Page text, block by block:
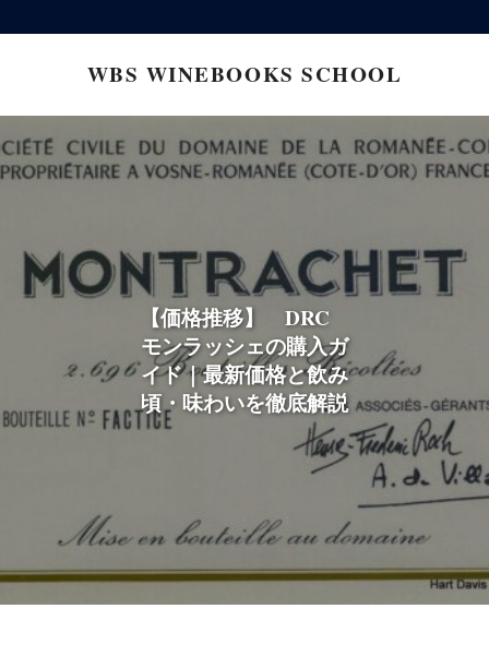
ン
ツ
へ
WBS WINEBOOKS SCHOOL
【価格推移】 DRC
モンラッシェの購入ガ
イド｜最新価格と飲み
頃・味わいを徹底解説